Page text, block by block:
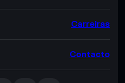
Carreiras
Contacto